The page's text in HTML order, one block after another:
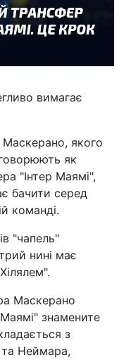
вимагає
якого
як
"Інтер Маямі",
бачити серед
команді.
"чапель"
нині має
Маскерано
знамените
з
та Неймара,